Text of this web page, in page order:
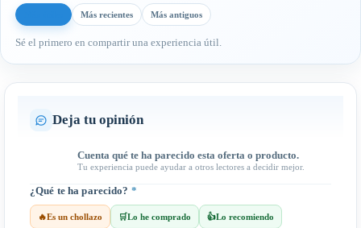
Más recientes Más antiguos
Sé el primero en compartir una experiencia útil.
Deja tu opinión
Cuenta qué te ha parecido esta oferta o producto.
Tu experiencia puede ayudar a otros lectores a decidir mejor.
¿Qué te ha parecido? *
🔥Es un chollazo 🛒Lo he comprado 👍Lo recomiendo